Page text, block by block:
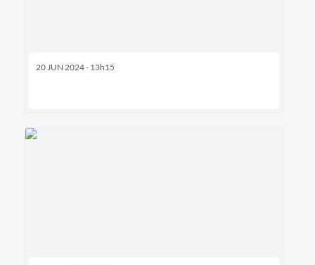
20 JUN 2024 - 13h15